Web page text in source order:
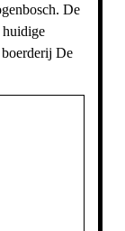
De
huidige
De